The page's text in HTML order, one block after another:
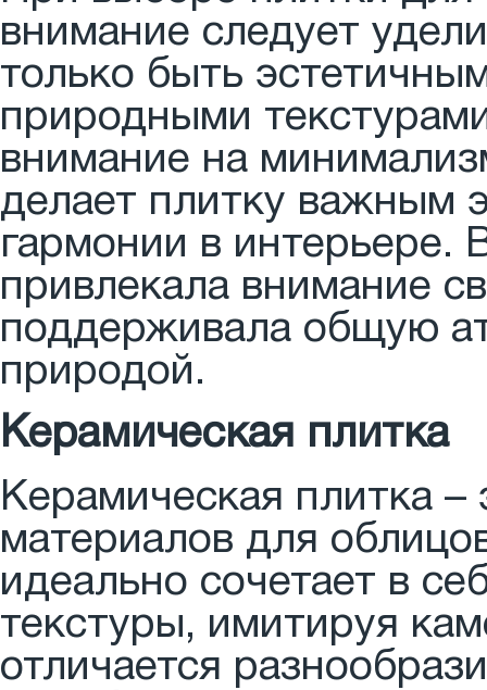
внимание следует
только быть
природными
внимание на
делает плитку важным
гармонии в интерьере.
привлекала внимание
поддерживала общую
природой.
Керамическая плитка
Керамическая плитка
материалов для
идеально сочетает в
текстуры, имитируя
отличается